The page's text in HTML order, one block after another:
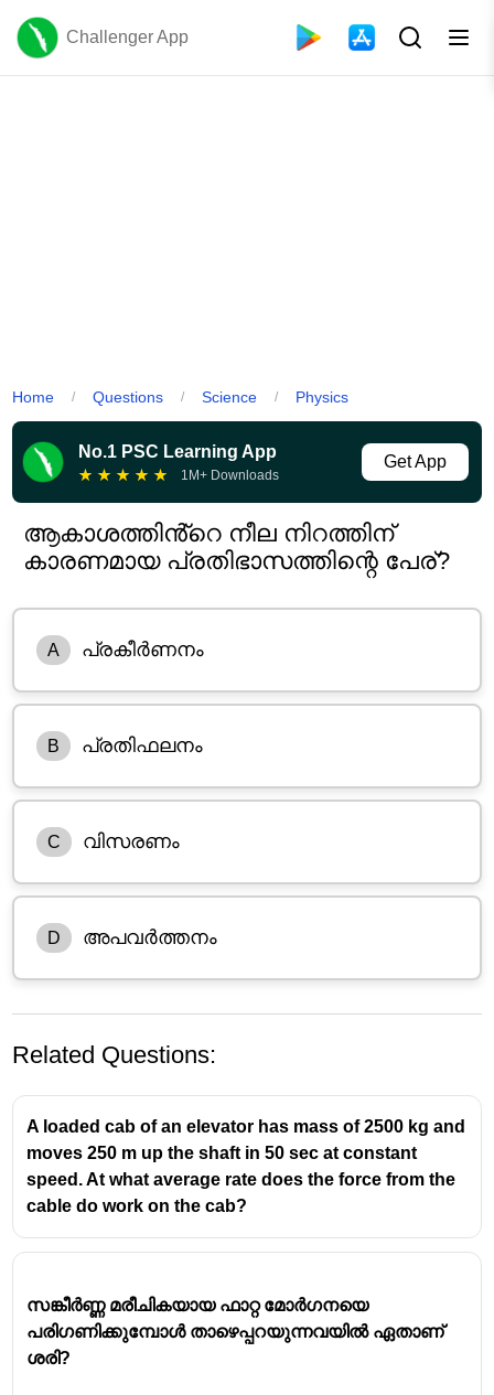
Challenger App
Home / Questions / Science / Physics
No.1 PSC Learning App
★ ★ ★ ★ ★ 1M+ Downloads
Get App
ആകാശത്തിൻ്റെ നീല നിറത്തിന്
കാരണമായ പ്രതിഭാസത്തിന്റെ പേര്?
A പ്രകീർണനം
B പ്രതിഫലനം
C വിസരണം
D അപവർത്തനം
സൂര്യപ്രകാശത്തിൽ അടങ്ങിയിരിക്കുന്ന
കൂട്ടിയിടിക്കുമ്പോൾ ഉണ്ടാകുന്ന പ്രതിഭാസമാണ്
വിസരണം (Scattering).
Related Questions:
A loaded cab of an elevator has mass of 2500 kg and
moves 250 m up the shaft in 50 sec at constant
speed. At what average rate does the force from the
cable do work on the cab?
സങ്കീർണ്ണ മരീചികയായ ഫാറ്റ മോർഗനയെ
പരിഗണിക്കുമ്പോൾ താഴെപ്പറയുന്നവയിൽ ഏതാണ്
ശരി?